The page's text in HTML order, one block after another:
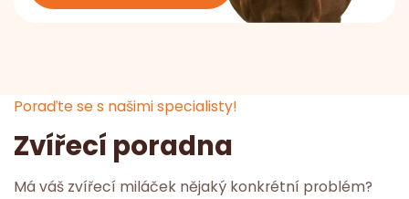
Poraďte se s našimi specialisty!
Zvířecí poradna
Má váš zvířecí miláček nějaký konkrétní problém?